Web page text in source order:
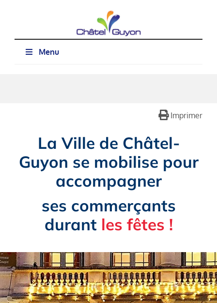
Menu
Imprimer
La Ville de Châtel-
Guyon se mobilise pour
accompagner
ses commerçants
durant les fêtes !